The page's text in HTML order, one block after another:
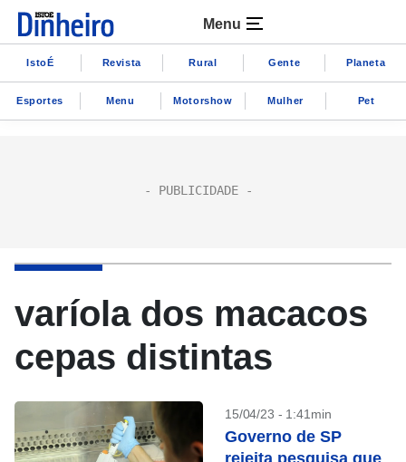
Menu
IstoÉ Revista Rural Gente Planeta
Esportes Menu Motorshow Mulher Pet
varíola dos macacos
cepas distintas
15/04/23 - 1:41min
Governo de SP
rejeita pesquisa que